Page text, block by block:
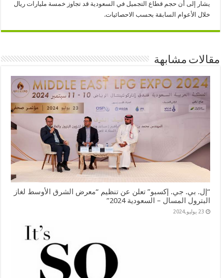
يشار إلى أن حجم قطاع التجميل في السعودية قد تجاوز خمسة مليارات ريال
خلال الأعوام السابقة بحسب الاحصائيات.
مقالات مشابهة
“إل. بي. جي. إكسبو” تعلن عن تنظيم “معرض الشرق الأوسط لغاز
البترول المسال – السعودية 2024”
23 يوليو,2024